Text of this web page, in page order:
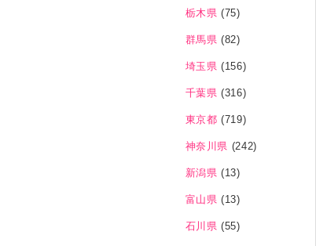
栃木県 (75)
群馬県 (82)
埼玉県 (156)
千葉県 (316)
東京都 (719)
神奈川県 (242)
新潟県 (13)
富山県 (13)
石川県 (55)